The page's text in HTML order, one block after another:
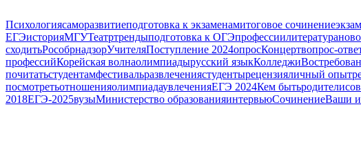
Психологиясаморазвитиеподготовка к экзаменамитоговое сочинение
ЕГЭисторияМГУТеатртрендыподготовка к ОГЭпрофессиилитература
сходитьРособрнадзорУчителяПоступление 2024опросКонцертвопрос-
профессийКорейская волнаолимпиадырусский языкКолледжи
почитатьстудентамфестивальразвлечениястудентырецензияличный опыт
посмотретьотношенияолимпиадаувлеченияЕГЭ 2024Кем бытьродители
2018ЕГЭ-2025вузыМинистерство образованияинтервьюСочинениеВаши